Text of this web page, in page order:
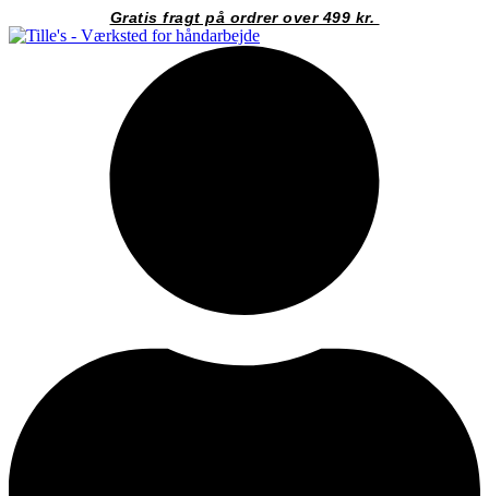
til
Gratis fragt på ordrer over 499 kr.